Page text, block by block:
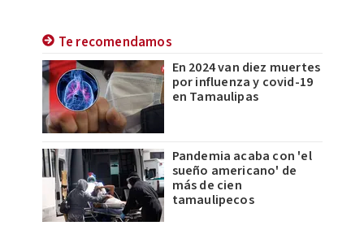
Te recomendamos
En 2024 van diez muertes
por influenza y covid-19
en Tamaulipas
Pandemia acaba con 'el
sueño americano' de
más de cien
tamaulipecos